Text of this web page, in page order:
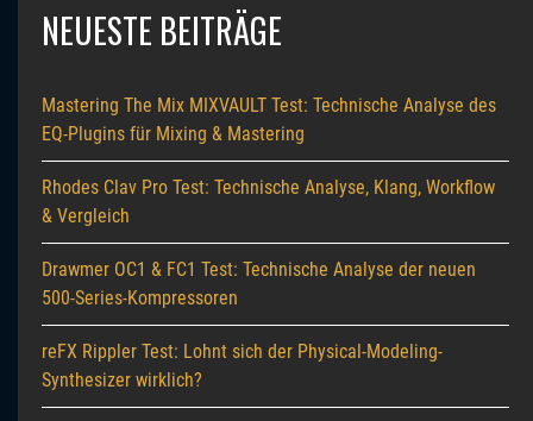
NEUESTE BEITRÄGE
Mastering The Mix MIXVAULT Test: Technische Analyse des
EQ-Plugins für Mixing & Mastering
Rhodes Clav Pro Test: Technische Analyse, Klang, Workflow
& Vergleich
Drawmer OC1 & FC1 Test: Technische Analyse der neuen
500-Series-Kompressoren
reFX Rippler Test: Lohnt sich der Physical-Modeling-
Synthesizer wirklich?